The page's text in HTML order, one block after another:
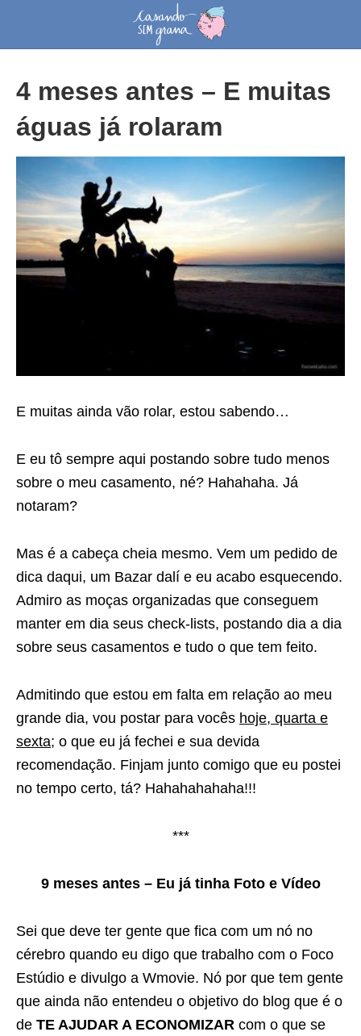
4 meses antes – E muitas
águas já rolaram
E muitas ainda vão rolar, estou sabendo…
E eu tô sempre aqui postando sobre tudo menos
sobre o meu casamento, né? Hahahaha. Já
notaram?
Mas é a cabeça cheia mesmo. Vem um pedido de
dica daqui, um Bazar dalí e eu acabo esquecendo.
Admiro as moças organizadas que conseguem
manter em dia seus check-lists, postando dia a dia
sobre seus casamentos e tudo o que tem feito.
Admitindo que estou em falta em relação ao meu
grande dia, vou postar para vocês hoje, quarta e
sexta; o que eu já fechei e sua devida
recomendação. Finjam junto comigo que eu postei
no tempo certo, tá? Hahahahahaha!!!
***
9 meses antes – Eu já tinha Foto e Vídeo
Sei que deve ter gente que fica com um nó no
cérebro quando eu digo que trabalho com o Foco
Estúdio e divulgo a Wmovie. Nó por que tem gente
que ainda não entendeu o objetivo do blog que é o
de TE AJUDAR A ECONOMIZAR com o que se